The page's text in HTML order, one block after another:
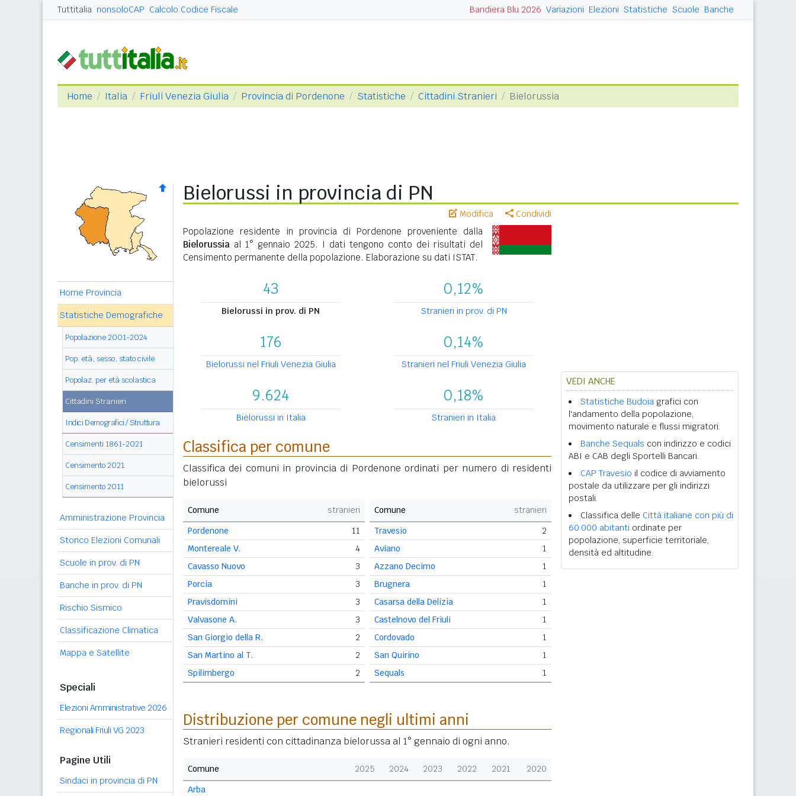
Tuttitalia nonsoloCAP Calcolo Codice Fiscale Bandiera Blu 2026 Variazioni Elezioni Statistiche Scuole Banche
Home Italia Friuli Venezia Giulia Provincia di Pordenone Statistiche Cittadini Stranieri Bielorussia
Home Provincia
Statistiche Demografiche
Popolazione 2001-2024
Pop. età, sesso, stato civile
Popolaz. per età scolastica
Cittadini Stranieri
Indici Demografici / Struttura
Censimenti 1861-2021
Censimento 2021
Censimento 2011
Amministrazione Provincia
Storico Elezioni Comunali
Scuole in prov. di PN
Banche in prov. di PN
Rischio Sismico
Classificazione Climatica
Mappa e Satellite
Speciali
Elezioni Amministrative 2026
Regionali Friuli VG 2023
Pagine Utili
Sindaci in provincia di PN
Bielorussi in provincia di PN
Modifica Condividi
Popolazione residente in provincia di Pordenone proveniente dalla
Bielorussia al 1° gennaio 2025. I dati tengono conto dei risultati del
Censimento permanente della popolazione. Elaborazione su dati ISTAT.
43
Bielorussi in prov. di PN
0,12%
Stranieri in prov. di PN
176
Bielorussi nel Friuli Venezia Giulia
0,14%
Stranieri nel Friuli Venezia Giulia
9.624
Bielorussi in Italia
0,18%
Stranieri in Italia
Classifica per comune
Classifica dei comuni in provincia di Pordenone ordinati per numero di residenti
bielorussi
Comune
stranieri
Pordenone
11
Montereale V.
4
Cavasso Nuovo
3
Porcia
3
Pravisdomini
3
Valvasone A.
3
San Giorgio della R.
2
San Martino al T.
2
Spilimbergo
2
Comune
stranieri
Travesio
2
Aviano
1
Azzano Decimo
1
Brugnera
1
Casarsa della Delizia
1
Castelnovo del Friuli
1
Cordovado
1
San Quirino
1
Sequals
1
Distribuzione per comune negli ultimi anni
Stranieri residenti con cittadinanza bielorussa al 1° gennaio di ogni anno.
Comune 2025 2024 2023 2022 2021
2020
Arba
VEDI ANCHE
Statistiche Budoia grafici con
l'andamento della popolazione,
movimento naturale e flussi migratori.
Banche Sequals con indirizzo e codici
ABI e CAB degli Sportelli Bancari.
CAP Travesio il codice di avviamento
postale da utilizzare per gli indirizzi
postali.
Classifica delle Città italiane con più di
60.000 abitanti ordinate per
popolazione, superficie territoriale,
densità ed altitudine.